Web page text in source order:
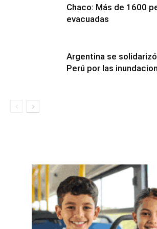
Chaco: Más de 1600
evacuadas
Argentina se
Perú por las